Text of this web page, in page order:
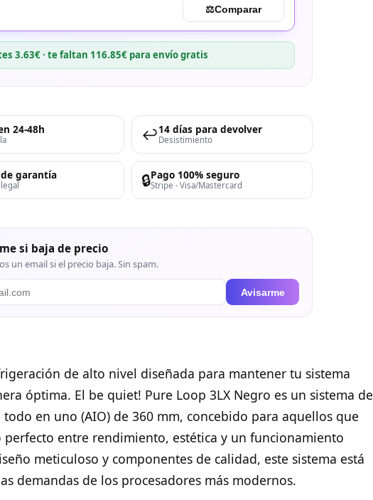
⚖︎Comparar
3.63€ · te faltan 116.85€ para envío gratis
24-48h ↩️14 días para devolver
Desistimiento
garantía 🔒Pago 100% seguro
Stripe · Visa/Mastercard
si baja de precio
un email si el precio baja. Sin spam.
Avisarme
de alto nivel diseñada para mantener tu sistema
óptima. El be quiet! Pure Loop 3LX Negro es un sistema de
en uno (AIO) de 360 mm, concebido para aquellos que
entre rendimiento, estética y un funcionamiento
meticuloso y componentes de calidad, este sistema está
demandas de los procesadores más modernos.